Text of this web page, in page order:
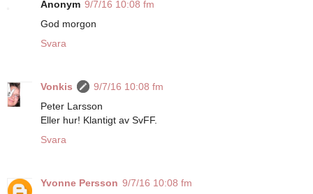
Anonym 9/7/16 10:08 fm
God morgon
Svara
Vonkis
9/7/16 10:08 fm
Peter Larsson
Eller hur! Klantigt av SvFF.
Svara
Yvonne Persson 9/7/16 10:08 fm